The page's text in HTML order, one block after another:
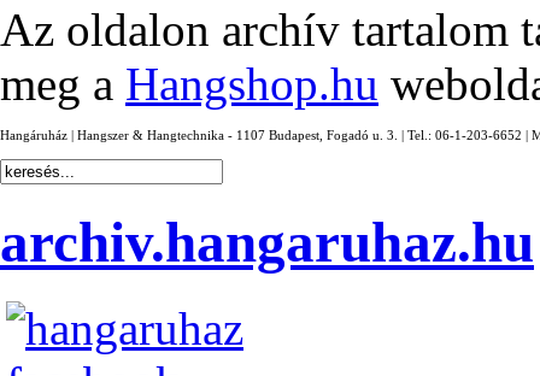
Az oldalon archív tartalom
meg a Hangshop.hu
Hangáruház | Hangszer & Hangtechnika - 1107 Budapest, Fogadó u. 3. | Tel.: 06-1-203-6652 |
archiv.hangaruhaz.hu